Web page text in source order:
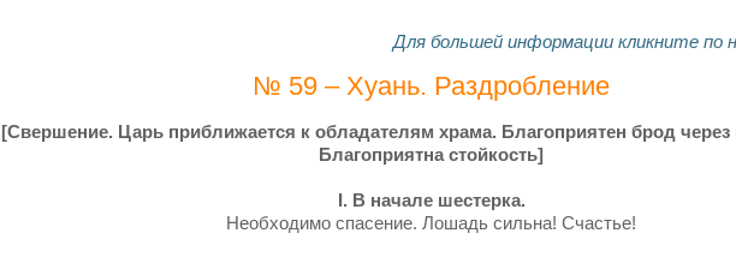
Для большей информации кликните по
№ 59 – Хуань. Раздробление
[Свершение. Царь приближается к обладателям храма. Благоприятен брод через
Благоприятна стойкость]
I. В начале шестерка.
Необходимо спасение. Лошадь сильна! Счастье!